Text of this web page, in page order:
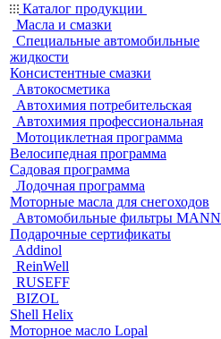
Каталог продукции
Масла и смазки
Специальные автомобильные
жидкости
Консистентные смазки
Автокосметика
Автохимия потребительская
Автохимия профессиональная
Мотоциклетная программа
Велосипедная программа
Садовая программа
Лодочная программа
Моторные масла для снегоходов
Автомобильные фильтры MANN
Подарочные сертификаты
Addinol
ReinWell
RUSEFF
BIZOL
Shell Helix
Моторное масло Lopal